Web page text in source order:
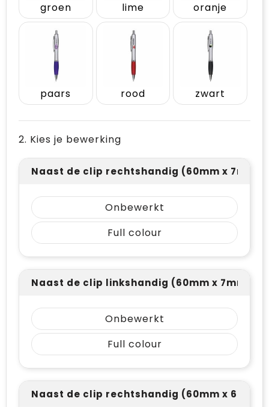
groen lime oranje
paars rood zwart
2. Kies je bewerking
Naast de clip rechtshandig (60mm x 7mm)
Onbewerkt
Full colour
Naast de clip linkshandig (60mm x 7mm)
Onbewerkt
Full colour
Naast de clip rechtshandig (60mm x 6mm)